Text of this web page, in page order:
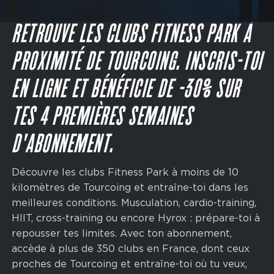
CTA
JE M'INSCRIS
RETROUVE LES CLUBS FITNESS PARK À
PROXIMITÉ DE TOURCOING. INSCRIS-TOI
EN LIGNE ET BÉNÉFICIE DE -30% SUR
TES 4 PREMIÈRES SEMAINES
D'ABONNEMENT.
Découvre les clubs Fitness Park à moins de 10
kilomètres de Tourcoing et entraîne-toi dans les
meilleures conditions. Musculation, cardio-training,
HIIT, cross-training ou encore Hyrox : prépare-toi à
repousser tes limites. Avec ton abonnement,
accède à plus de 350 clubs en France, dont ceux
proches de Tourcoing et entraîne-toi où tu veux,